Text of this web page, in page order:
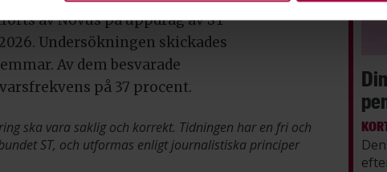
av Novus på uppdrag av ST
Undersökningen skickades
Av dem besvarade
på 37 procent.
ska vara saklig och korrekt. Tidningen har en fri och
ST, och utformas enligt journalistiska principer